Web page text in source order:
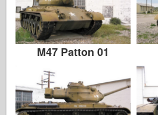
M47 Patton 01